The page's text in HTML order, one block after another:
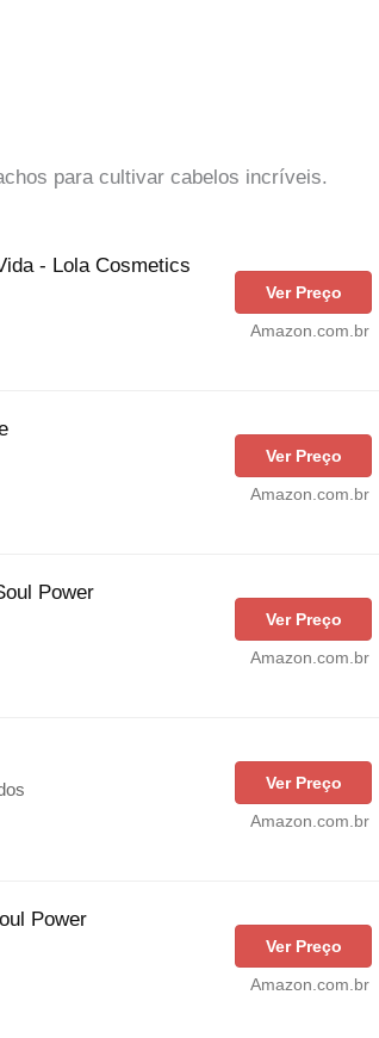
para cultivar cabelos incríveis.
- Lola Cosmetics
Ver Preço
Amazon.com.br
Ver Preço
Amazon.com.br
Power
Ver Preço
Amazon.com.br
Ver Preço
Amazon.com.br
Power
Ver Preço
Amazon.com.br